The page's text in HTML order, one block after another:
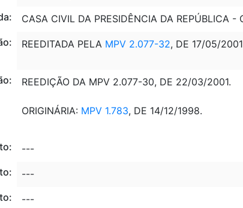
CASA CIVIL DA PRESIDÊNCIA DA REPÚBLICA -
REEDITADA PELA MPV 2.077-32, DE 17/05/2001
REEDIÇÃO DA MPV 2.077-30, DE 22/03/2001.
ORIGINÁRIA: MPV 1.783, DE 14/12/1998.
---
---
---